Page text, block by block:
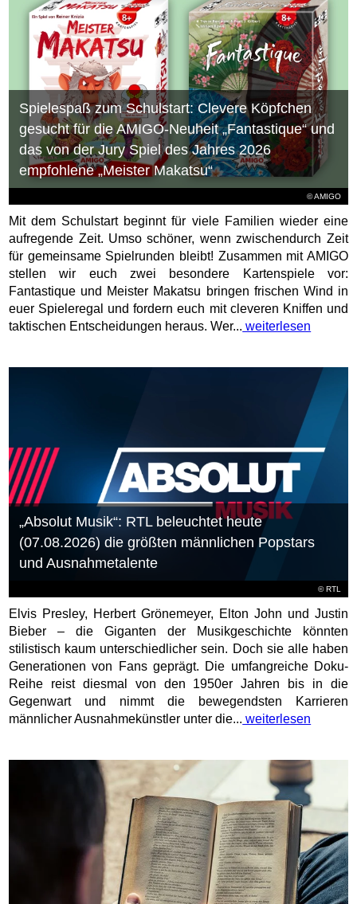
© AMIGO
Spielespaß zum Schulstart: Clevere Köpfchen
gesucht für die AMIGO-Neuheit „Fantastique“ und
das von der Jury Spiel des Jahres 2026
empfohlene „Meister Makatsu“
Mit dem Schulstart beginnt für viele Familien wieder eine
aufregende Zeit. Umso schöner, wenn zwischendurch Zeit
für gemeinsame Spielrunden bleibt! Zusammen mit AMIGO
stellen wir euch zwei besondere Kartenspiele vor:
Fantastique und Meister Makatsu bringen frischen Wind in
euer Spieleregal und fordern euch mit cleveren Kniffen und
taktischen Entscheidungen heraus. Wer... weiterlesen
©RTL
„Absolut Musik“: RTL beleuchtet heute
(07.08.2026) die größten männlichen Popstars
und Ausnahmetalente
Elvis Presley, Herbert Grönemeyer, Elton John und Justin
Bieber – die Giganten der Musikgeschichte könnten
stilistisch kaum unterschiedlicher sein. Doch sie alle haben
Generationen von Fans geprägt. Die umfangreiche Doku-
Reihe reist diesmal von den 1950er Jahren bis in die
Gegenwart und nimmt die bewegendsten Karrieren
männlicher Ausnahmekünstler unter die... weiterlesen